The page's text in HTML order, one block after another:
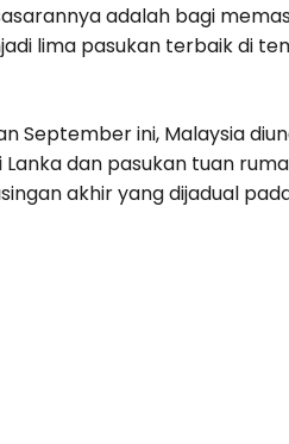
adalah bagi
lima pasukan terbaik di
September ini, Malaysia
Lanka dan pasukan tuan
akhir yang dijadual